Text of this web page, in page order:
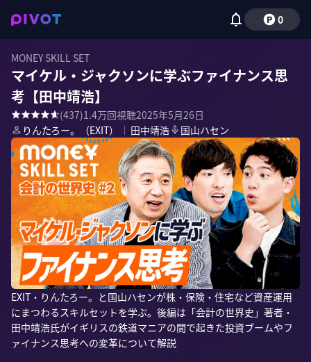
0
MONEY SKILL SET
マイケル・ジャクソンに学ぶファイナンス思
考【田中靖浩】
(437)1.4万回視聴2025年5月26日
りんたろー。（EXIT）
｜ 田中靖浩 国山ハセン
EXIT・りんたろー。と国山ハセンが株・保険・住宅など資産運用
にまつわるスキルセットを学ぶ。後編は「会計の世界史」著者・
田中靖浩氏がイギリスの鉄道マニアの間で起きた投資ブームやフ
ァイナンス思考への変革について解説